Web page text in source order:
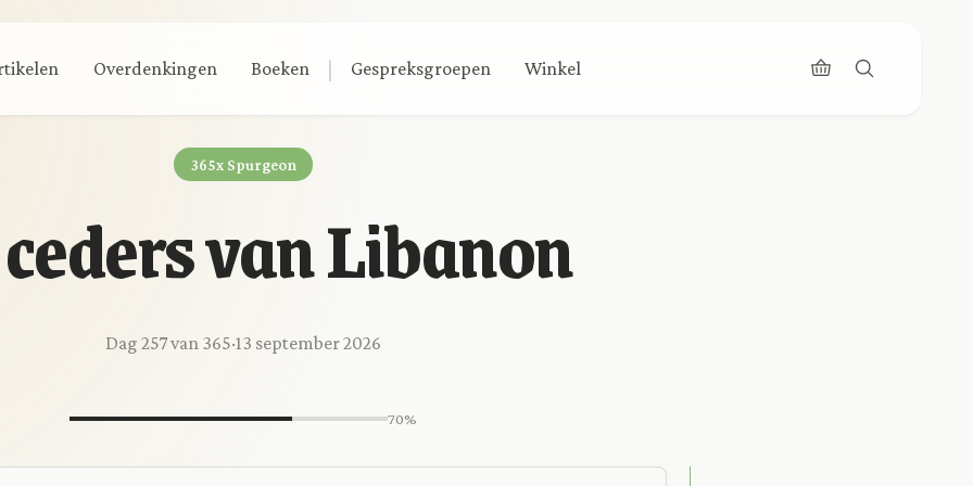
Overdenkingen Boeken | Gespreksgroepen Winkel
365x Spurgeon
van Libanon
Dag 257 van 365·13 september 2026
70%